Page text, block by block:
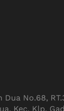
Dua No.68,
Kec. Klp.